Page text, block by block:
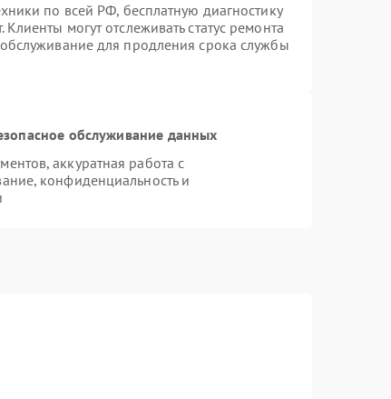
по всей РФ, бесплатную диагностику
могут отслеживать статус ремонта
для продления срока службы
обслуживание данных
аккуратная работа с
конфиденциальность и